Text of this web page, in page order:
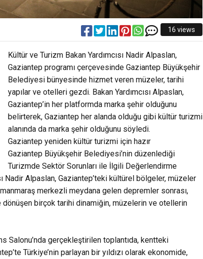
16 views
Kültür ve Turizm Bakan Yardımcısı Nadir Alpaslan,
Gaziantep programı çerçevesinde Gaziantep Büyükşehir
Belediyesi bünyesinde hizmet veren müzeler, tarihi
yapılar ve otelleri gezdi. Bakan Yardımcısı Alpaslan,
Gaziantep’in her platformda marka şehir olduğunu
belirterek, Gaziantep her alanda olduğu gibi kültür turizmi
alanında da marka şehir olduğunu söyledi.
Gaziantep yeniden kültür turizmi için hazır
Gaziantep Büyükşehir Belediyesi’nin düzenlediği
Turizmde Sektör Sorunları ile İlgili Değerlendirme
Nadir Alpaslan, Gaziantep’teki kültürel bölgeler, müzeler
merkezli meydana gelen depremler sonrası,
dönüşen birçok tarihi dinamiğin, müzelerin ve otellerin
Salonu’nda gerçekleştirilen toplantıda, kentteki
Türkiye’nin parlayan bir yıldızı olarak ekonomide,